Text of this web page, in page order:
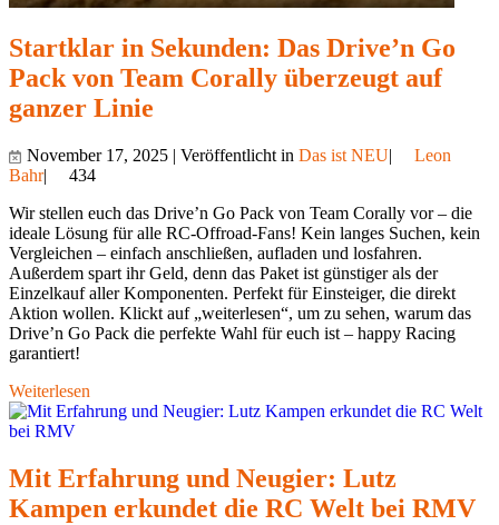
Startklar in Sekunden: Das Drive’n Go
Pack von Team Corally überzeugt auf
ganzer Linie
November 17, 2025 | Veröffentlicht in Das ist NEU|
Leon
Bahr|
434
Wir stellen euch das Drive’n Go Pack von Team Corally vor – die
ideale Lösung für alle RC-Offroad-Fans! Kein langes Suchen, kein
Vergleichen – einfach anschließen, aufladen und losfahren.
Außerdem spart ihr Geld, denn das Paket ist günstiger als der
Einzelkauf aller Komponenten. Perfekt für Einsteiger, die direkt
Aktion wollen. Klickt auf „weiterlesen“, um zu sehen, warum das
Drive’n Go Pack die perfekte Wahl für euch ist – happy Racing
garantiert!
Weiterlesen
Mit Erfahrung und Neugier: Lutz
Kampen erkundet die RC Welt bei RMV